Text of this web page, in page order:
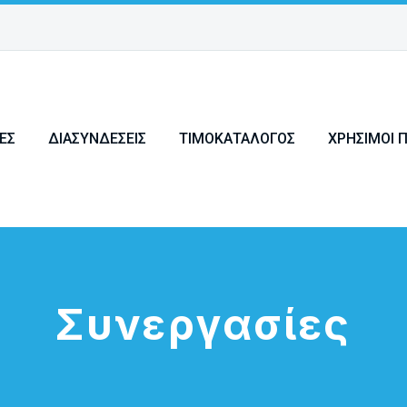
ΔΙΑΣΥΝΔΈΣΕΙΣ ΤΙΜΟΚΑΤΆΛΟΓΟΣ ΧΡΉΣΙΜΟΙ
Συνεργασίες